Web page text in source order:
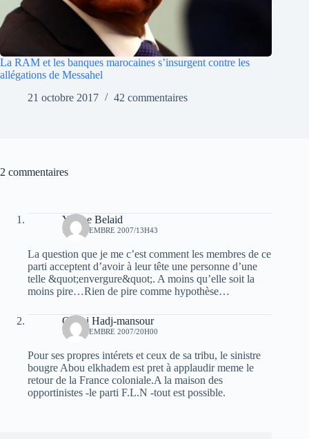
La RAM et les banques marocaines s’insurgent contre les
allégations de Messahel
21 octobre 2017
42 commentaires
2 commentaires
Yacine Belaid
19 NOVEMBRE 2007/13H43
La question que je me c’est comment les membres de ce
parti acceptent d’avoir à leur tête une personne d’une
telle &quot;envergure&quot;. A moins qu’elle soit la
moins pire…Rien de pire comme hypothèse…
Ghani Hadj-mansour
19 NOVEMBRE 2007/20H00
Pour ses propres intérets et ceux de sa tribu, le sinistre
bougre Abou elkhadem est pret à applaudir meme le
retour de la France coloniale.A la maison des
opportinistes -le parti F.L.N -tout est possible.